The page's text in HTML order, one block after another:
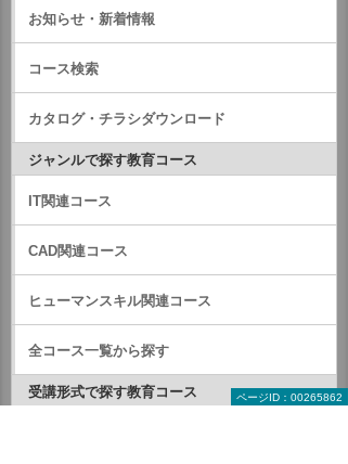
ページID：00265862
お知らせ・新着情報
コース検索
カタログ・チラシダウンロード
ジャンルで探す教育コース
IT関連コース
CAD関連コース
ヒューマンスキル関連コース
全コース一覧から探す
受講形式で探す教育コース